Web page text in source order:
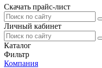
Скачать прайс-лист
Личный кабинет
Каталог
Фильтр
Компания